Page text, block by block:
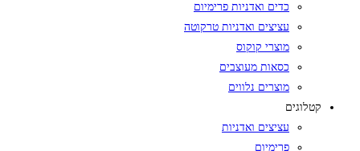
כדים ואדניות פרימיום
עציצים ואדניות טרקוטה
מוצרי קוקוס
כסאות מעוצבים
מוצרים נלווים
קטלוגים
עציצים ואדניות
פרימיום